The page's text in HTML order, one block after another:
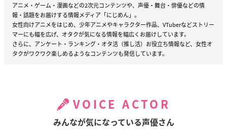
アニメ・ゲーム・漫画などの2次元コンテンツや、声優・舞台・俳優などの情
報・話題をお届けする情報メディア「にじめん」。
女性向けアニメをはじめ、少年アニメやキャラクター作品、VTuberなどストリー
マーにも幅を広げ、オタクが気になる情報を幅広くお届けしています。
さらに、アンケート・ランキング・オタ活（推し活）お役立ち情報など、女性オ
タクがワクワク楽しめるようなコンテンツも発信しています。
VOICE ACTOR
みんなが気になっている声優さん